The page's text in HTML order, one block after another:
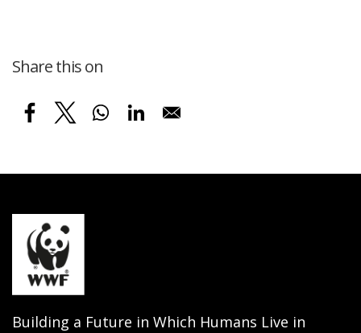
Share this on
Building a Future in Which Humans Live in